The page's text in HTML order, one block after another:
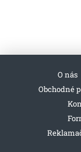
O nás
Obchodné